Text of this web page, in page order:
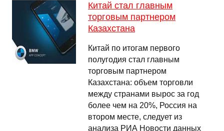
Китай стал главным
торговым партнером
Казахстана
Китай по итогам первого
полугодия стал главным
торговым партнером
Казахстана: объем торговли
между странами вырос за год
более чем на 20%, Россия на
втором месте, следует из
анализа РИА Новости данных